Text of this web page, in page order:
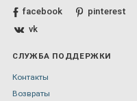
facebook pinterest
vk
СЛУЖБА ПОДДЕРЖКИ
Контакты
Возвраты